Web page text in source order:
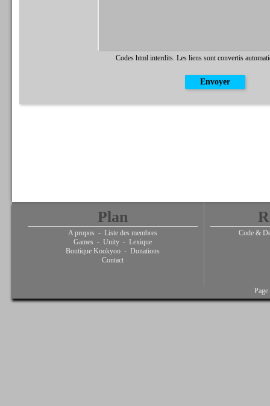
Codes html interdits. Les liens sont convertis
Plan
A propos - Liste des membres
Games - Unity - Lexique
Boutique Kookyoo - Donations
Contact
Code &